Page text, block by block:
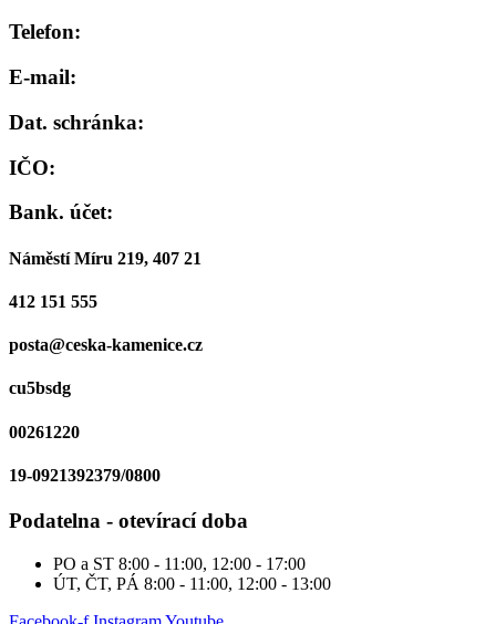
Telefon:
E-mail:
Dat. schránka:
IČO:
Bank. účet:
Náměstí Míru 219, 407 21
412 151 555
posta@ceska-kamenice.cz
cu5bsdg
00261220
19-0921392379/0800
Podatelna - otevírací doba
PO a ST 8:00 - 11:00, 12:00 - 17:00
ÚT, ČT, PÁ 8:00 - 11:00, 12:00 - 13:00